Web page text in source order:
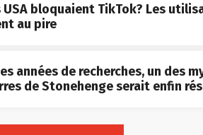
USA bloquaient TikTok? Les
au pire
années de recherches, un des
de Stonehenge serait enfin